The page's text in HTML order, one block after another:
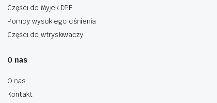
Części do Myjek DPF
Pompy wysokiego ciśnienia
Części do wtryskiwaczy
O nas
O nas
Kontakt